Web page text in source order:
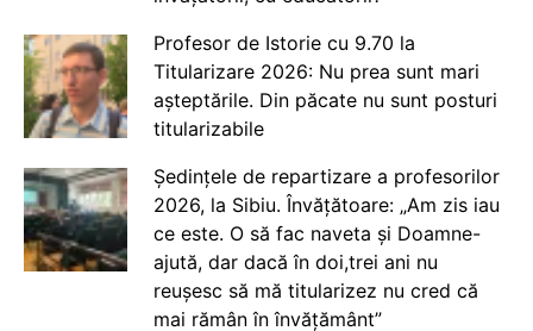
Profesor de Istorie cu 9.70 la
Titularizare 2026: Nu prea sunt mari
așteptările. Din păcate nu sunt posturi
titularizabile
Ședințele de repartizare a profesorilor
2026, la Sibiu. Învățătoare: „Am zis iau
ce este. O să fac naveta și Doamne-
ajută, dar dacă în doi,trei ani nu
reușesc să mă titularizez nu cred că
mai rămân în învățământ”